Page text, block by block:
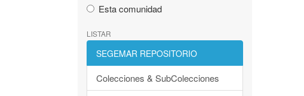
Esta comunidad
LISTAR
SEGEMAR REPOSITORIO
Colecciones & SubColecciones